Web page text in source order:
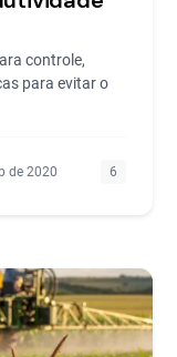
controle,
para evitar o
de 2020 6